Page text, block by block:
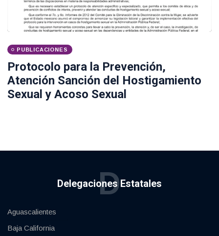
PUBLICACIONES
Protocolo para la Prevención,
Atención Sanción del Hostigamiento
Sexual y Acoso Sexual
Delegaciones Estatales
D
Aguascalientes
Baja California